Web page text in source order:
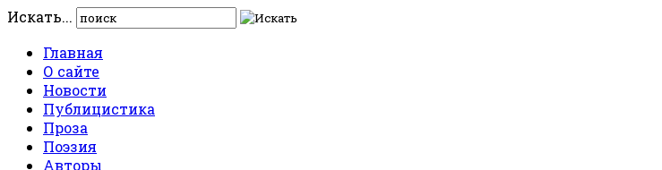
Искать...
Главная
О сайте
Новости
Публицистика
Проза
Поэзия
Авторы